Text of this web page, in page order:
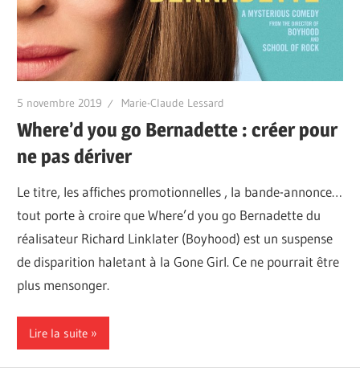
5 novembre 2019 Marie-Claude Lessard
Where’d you go Bernadette : créer pour
ne pas dériver
Le titre, les affiches promotionnelles , la bande-annonce…
tout porte à croire que Where’d you go Bernadette du
réalisateur Richard Linklater (Boyhood) est un suspense
de disparition haletant à la Gone Girl. Ce ne pourrait être
plus mensonger.
Lire la suite